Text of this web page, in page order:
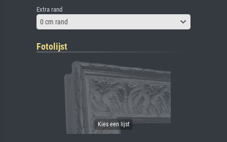
Extra rand
0 cm rand
Fotolijst